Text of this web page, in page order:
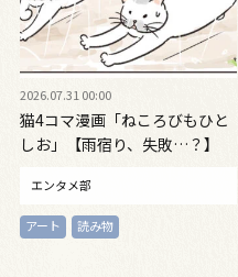
2026.07.31 00:00
猫4コマ漫画「ねころびもひと
しお」【雨宿り、失敗…？】
エンタメ部
アート 読み物